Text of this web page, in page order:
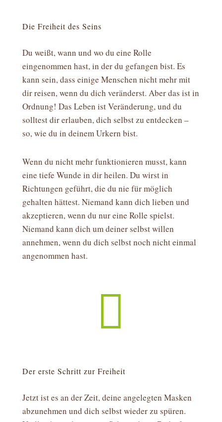
Die Freiheit des Seins
Du weißt, wann und wo du eine Rolle
eingenommen hast, in der du gefangen bist. Es
kann sein, dass einige Menschen nicht mehr mit
dir reisen, wenn du dich veränderst. Aber das ist in
Ordnung! Das Leben ist Veränderung, und du
solltest dir erlauben, dich selbst zu entdecken –
so, wie du in deinem Urkern bist.
Wenn du nicht mehr funktionieren musst, kann
eine tiefe Wunde in dir heilen. Du wirst in
Richtungen geführt, die du nie für möglich
gehalten hättest. Niemand kann dich lieben und
akzeptieren, wenn du nur eine Rolle spielst.
Niemand kann dich um deiner selbst willen
annehmen, wenn du dich selbst noch nicht einmal
angenommen hast.

Der erste Schritt zur Freiheit
Jetzt ist es an der Zeit, deine angelegten Masken
abzunehmen und dich selbst wieder zu spüren.